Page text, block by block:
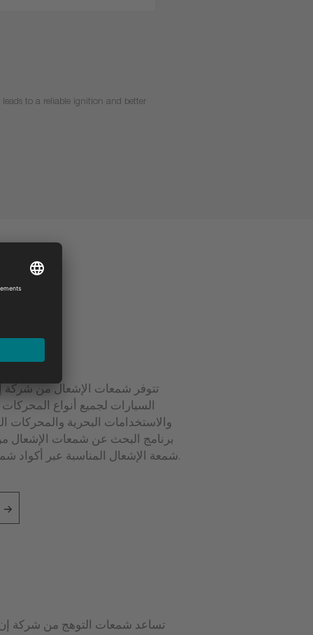
to a reliable ignition and better
تتوفر شمعات الإشعال من شركة
السيارات لجميع أنواع المحركات
والاستخدامات البحرية والمحركات
برنامج البحث عن شمعات الإشعال
شمعة الإشعال المناسبة عبر أكواد شمعات الإشعال من شركة إن جي كيه.
تساعد شمعات التوهج من شركة